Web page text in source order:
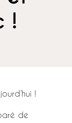
!
!
de